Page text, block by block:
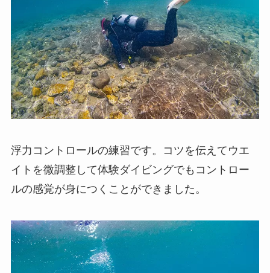
浮力コントロールの練習です。コツを伝えてウエ
イトを微調整して体験ダイビングでもコントロー
ルの感覚が身につくことができました。